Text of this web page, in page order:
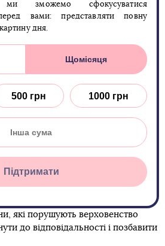
зможемо сфокусуватися
вами: представляти повну
дня.
Щомісяця
500 грн 1000 грн
Підтримати
які порушують верховенство
до відповідальності і позбавити